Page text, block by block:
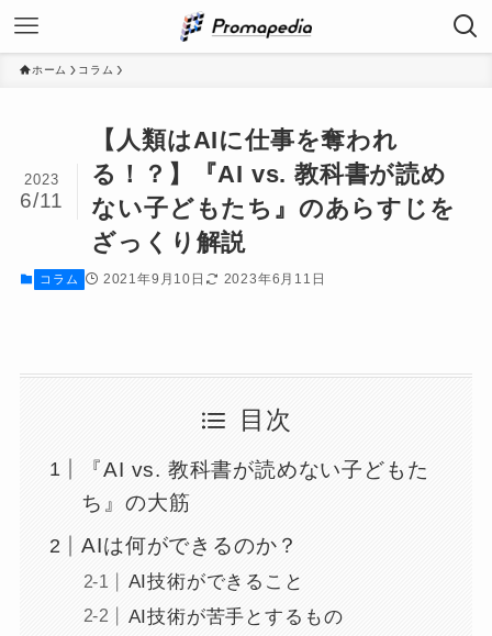
ホーム コラム
【人類はAIに仕事を奪われ
る！？】『AI vs. 教科書が読め
ない子どもたち』のあらすじを
ざっくり解説
2023
6/11
コラム 2021年9月10日 2023年6月11日
目次
『AI vs. 教科書が読めない子どもた
ち』の大筋
AIは何ができるのか？
AI技術ができること
AI技術が苦手とするもの